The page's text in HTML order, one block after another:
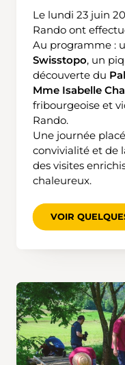
Le lundi 23 juin
Rando ont
Au programme :
Swisstopo, un
découverte du
Mme Isabelle
fribourgeoise et
Rando.
Une journée
convivialité et de
des visites
chaleureux.
VOIR